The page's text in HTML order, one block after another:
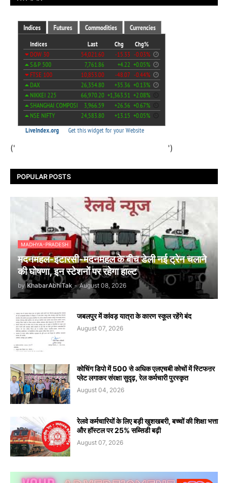
(' ')
POPULAR POSTS
MADHYA-PRADESH
मदनमहल-इटारसी-मदनमहल के बीच डेली नई ट्रेन चलाने
की घोषणा, इन स्टेशनों पर रहेगा हाल्ट
by KhabarAbhiTak - August 08, 2026
जबलपुर में कांवड़ यात्रा के कारण स्कूल रहेंगे बंद
August 07, 2026
कोचिंग डिपो में 500 से अधिक एलएचबी कोचों में स्टिफऩर
प्लेट लगाकर संरक्षा सुदृढ़, रेल कर्मचारी पुरस्कृत
August 04, 2026
रेलवे कर्मचारियों के लिए बड़ी खुशखबरी, बच्चों की शिक्षा भत्ता
और हॉस्टल पर 25% सब्सिडी बढ़ी
August 07, 2026